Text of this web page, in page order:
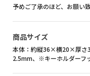
予めご了承のほど、お願い致
商品サイズ
本体：約縦36×横20×厚さ
2.5mm、※キーホルダーフ